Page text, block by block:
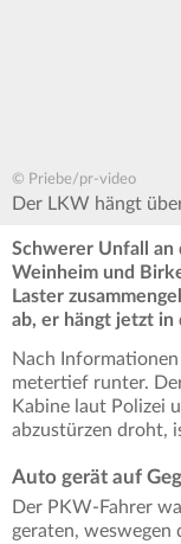
© Priebe/pr-video
Der LKW hängt
Schwerer Unfall an
Weinheim und
Laster
ab, er hängt jetzt in
Nach
metertief runter.
Kabine laut Polizei
abzustürzen droht,
Auto gerät auf
Der PKW-Fahrer
geraten, weswegen